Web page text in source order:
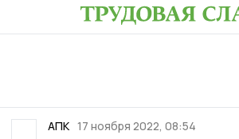
АПК 17 ноября 2022, 08:54